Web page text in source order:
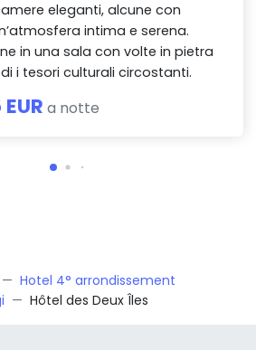
eleganti, alcune con
intima e serena.
in una sala con volte in pietra
i tesori culturali circostanti.
a notte
Hotel 4° arrondissement
Hôtel des Deux Îles